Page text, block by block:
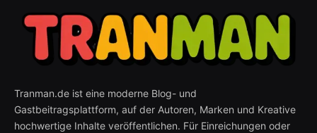
Tranman.de ist eine moderne Blog- und
Gastbeitragsplattform, auf der Autoren, Marken und Kreative
hochwertige Inhalte veröffentlichen. Für Einreichungen oder